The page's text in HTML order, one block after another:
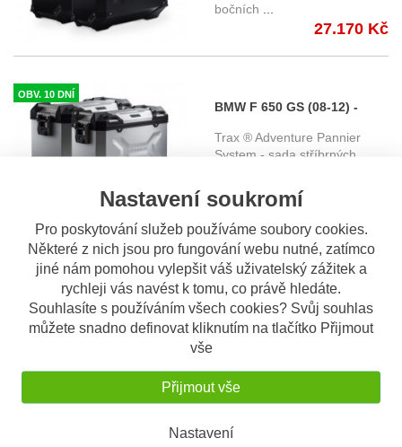
Nastavení soukromí
Pro poskytování služeb používáme soubory cookies.
Některé z nich jsou pro fungování webu nutné, zatímco
jiné nám pomohou vylepšit váš uživatelský zážitek a
rychleji vás navést k tomu, co právě hledáte.
Souhlasíte s používáním všech cookies? Svůj souhlas
můžete snadno definovat kliknutím na tlačítko Přijmout
vše
Přijmout vše
Nastavení
černé KFT.07.559.70001/B
bočních
27.170 Kč
OBV. 10 DNÍ
BMW F 650 GS (08-12) -
sada bočních kufrů TRAX
Adventure s nosičem -
Trax ® Adventure Pannier
System - sada stříbrných
OBV. 10 DNÍ
BMW F 700 GS (13-) - sada
bočních kufrů TRAX
Adventure s nosičem -
černé KFT.07.559.70001/B
Trax ® Adventure Pannier
System - sada černých
bočních...
BMW F 700 GS (13-) - sada